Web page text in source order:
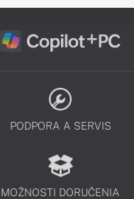
PODPORA A SERVIS
MOŽNOSTI DORUČENIA